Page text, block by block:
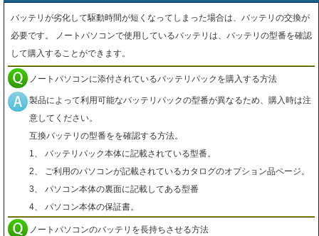
バッテリが劣化して駆動時間が短くなってしまった場合は、バッテリの交換が
必要です。 ノートパソコンで使用しているバッテリは、バッテリの型番を確認
して購入することができます。
ノートパソコンに添付されているバッテリパックを購入する方法
製品によって利用可能なバッテリパックの型番が異なるため、購入時は注
意してください。
互換バッテリの型番をを確認する方法。
1、 バッテリパック本体に記載されている型番。
2、 ご利用のパソコンが記載されているカタログのオプション品ページ。
3、 パソコン本体の裏面に記載してある型番
4、 パソコン本体の保証書。
ノートパソコンのバッテリを長持ちさせる方法